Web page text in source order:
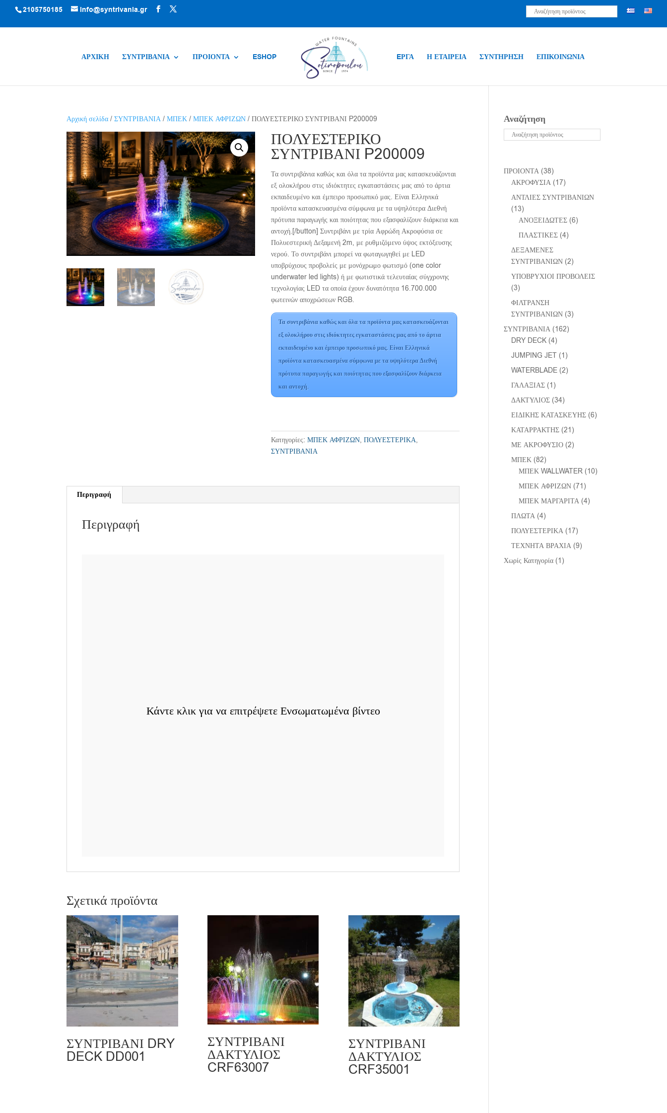
2105750185 info@syntrivania.gr
ΑΡΧΙΚΗ ΣΥΝΤΡΙΒΑΝΙΑ ΠΡΟΙΟΝΤΑ ESHOP EΡΓΑ Η ΕΤΑΙΡΕΙΑ ΣΥΝΤΗΡΗΣΗ ΕΠΙΚΟΙΝΩΝΙΑ
Αρχική σελίδα /ΣΥΝΤΡΙΒΑΝΙΑ /ΜΠΕΚ /ΜΠΕΚ ΑΦΡΙΖΩΝ / ΠΟΛΥΕΣΤΕΡΙΚΟ ΣΥΝΤΡΙΒΑΝΙ P200009
ΠΟΛΥΕΣΤΕΡΙΚΟ
ΣΥΝΤΡΙΒΑΝΙ P200009
Τα συντριβάνια καθώς και όλα τα προϊόντα μας κατασκευάζονται
εξ ολοκλήρου στις ιδιόκτητες εγκαταστάσεις μας από το άρτια
εκπαιδευμένο και έμπειρο προσωπικό μας. Είναι Ελληνικά
προϊόντα κατασκευασμένα σύμφωνα με τα υψηλότερα Διεθνή
πρότυπα παραγωγής και ποιότητας που εξασφαλίζουν διάρκεια και
αντοχή.[/button] Συντριβάνι με τρία Αφρώδη Ακροφύσια σε
Πολυεστερική Δεξαμενή 2m, με ρυθμιζόμενο ύψος εκτόξευσης
νερού. Το συντριβάνι μπορεί να φωταγωγηθεί με LED
υποβρύχιους προβολείς με μονόχρωμο φωτισμό (one color
underwater led lights) ή με φωτιστικά τελευταίας σύγχρονης
τεχνολογίας LED τα οποία έχουν δυνατότητα 16.700.000
φωτεινών αποχρώσεων RGB.
Τα συντριβάνια καθώς και όλα τα προϊόντα μας κατασκευάζονται
εξ ολοκλήρου στις ιδιόκτητες εγκαταστάσεις μας από το άρτια
εκπαιδευμένο και έμπειρο προσωπικό μας. Είναι Ελληνικά
προϊόντα κατασκευασμένα σύμφωνα με τα υψηλότερα Διεθνή
πρότυπα παραγωγής και ποιότητας που εξασφαλίζουν διάρκεια
και αντοχή.
Κατηγορίες:ΜΠΕΚ ΑΦΡΙΖΩΝ,ΠΟΛΥΕΣΤΕΡΙΚΑ,
ΣΥΝΤΡΙΒΑΝΙΑ
Περιγραφή
Περιγραφή
Κάντε κλικ για να επιτρέψετε Ενσωματωμένα βίντεο
Σχετικά προϊόντα
ΣΥΝΤΡΙΒΑΝΙ DRY
DECK DD001
ΣΥΝΤΡΙΒΑΝΙ
ΔΑΚΤΥΛΙΟΣ
CRF63007
ΣΥΝΤΡΙΒΑΝΙ
ΔΑΚΤΥΛΙΟΣ
CRF35001
Αναζήτηση
ΠΡΟΙΟΝΤΑ (38)
ΑΚΡΟΦΥΣΙΑ (17)
ΑΝΤΛΙΕΣ ΣΥΝΤΡΙΒΑΝΙΩΝ
(13)
ΑΝΟΞΕΙΔΩΤΕΣ (6)
ΠΛΑΣΤΙΚΕΣ (4)
ΔΕΞΑΜΕΝΕΣ
ΣΥΝΤΡΙΒΑΝΙΩΝ (2)
ΥΠΟΒΡΥΧΙΟΙ ΠΡΟΒΟΛΕΙΣ
(3)
ΦΙΛΤΡΑΝΣΗ
ΣΥΝΤΡΙΒΑΝΙΩΝ (3)
ΣΥΝΤΡΙΒΑΝΙΑ (162)
DRY DECK (4)
JUMPING JET (1)
WATERBLADE (2)
ΓΑΛΑΞΙΑΣ (1)
ΔΑΚΤΥΛΙΟΣ (34)
ΕΙΔΙΚΗΣ ΚΑΤΑΣΚΕΥΗΣ (6)
ΚΑΤΑΡΡΑΚΤΗΣ (21)
ΜΕ ΑΚΡΟΦΥΣΙΟ (2)
ΜΠΕΚ (82)
ΜΠΕΚ WALLWATER (10)
ΜΠΕΚ ΑΦΡΙΖΩΝ (71)
ΜΠΕΚ ΜΑΡΓΑΡΙΤΑ (4)
ΠΛΩΤΑ (4)
ΠΟΛΥΕΣΤΕΡΙΚΑ (17)
ΤΕΧΝΗΤΑ ΒΡΑΧΙΑ (9)
Χωρίς Κατηγορία (1)